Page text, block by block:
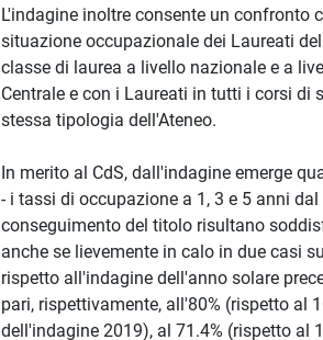
L'indagine inoltre consente un confronto
situazione occupazionale dei Laureati
classe di laurea a livello nazionale e a
Centrale e con i Laureati in tutti i corsi di
stessa tipologia dell'Ateneo.
In merito al CdS, dall'indagine emerge
- i tassi di occupazione a 1, 3 e 5 anni dal
conseguimento del titolo risultano
anche se lievemente in calo in due casi
rispetto all'indagine dell'anno solare
pari, rispettivamente, all'80% (rispetto al
dell'indagine 2019), al 71.4% (rispetto al